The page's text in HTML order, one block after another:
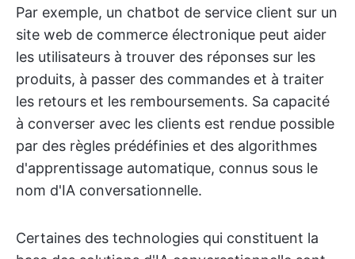
Par exemple, un chatbot de service client sur un
site web de commerce électronique peut aider
les utilisateurs à trouver des réponses sur les
produits, à passer des commandes et à traiter
les retours et les remboursements. Sa capacité
à converser avec les clients est rendue possible
par des règles prédéfinies et des algorithmes
d'apprentissage automatique, connus sous le
nom d'IA conversationnelle.
Certaines des technologies qui constituent la